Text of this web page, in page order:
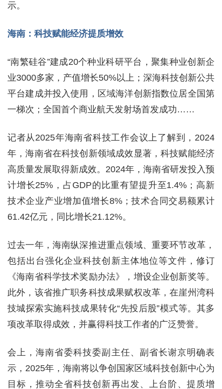
示。
海南：科技赋能经济提质增效
“南繁硅谷”建成20个种业科研平台，聚集种业创新企
业3000多家，产值增长50%以上；深海科技创新公共
平台建成并投入使用，区域海洋创新指数位居全国第
一梯次；全国首个商业航天发射场首发成功……
记者从2025年海南省科技工作会议上了解到，2024
年，海南省在科技创新领域成效显著，科技赋能经济
高质量发展取得新成效。2024年，海南省研发投入预
计增长25%，占GDP的比重有望提升至1.4%；高新
技术企业产业增加值增长8%；技术合同交易额累计
61.42亿元，同比增长21.12%。
过去一年，海南纵深推进重点领域、重要环节改革，
包括出台强化企业科技创新主体地位等文件，修订
《海南省科学技术奖励办法》，增设企业创新奖等。
此外，该省推广职务科技成果赋权改革，在崖州湾科
技城探索实施科技成果转化“先投后股”模式等。其多
项改革取得成效，并赢得科技工作者的广泛赞誉。
会上，海南省委科技委副主任、副省长谢京明确表
示，2025年，海南将以争创国家区域科技创新中心为
目标，推动全省科技创新再出发、上台阶、提质增